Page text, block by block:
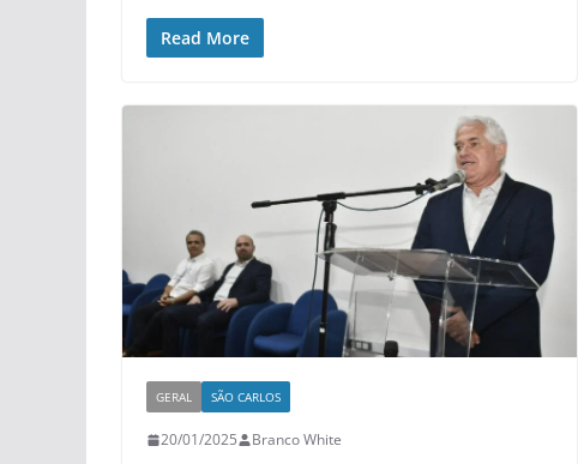
Read More
GERAL SÃO CARLOS
20/01/2025 Branco White